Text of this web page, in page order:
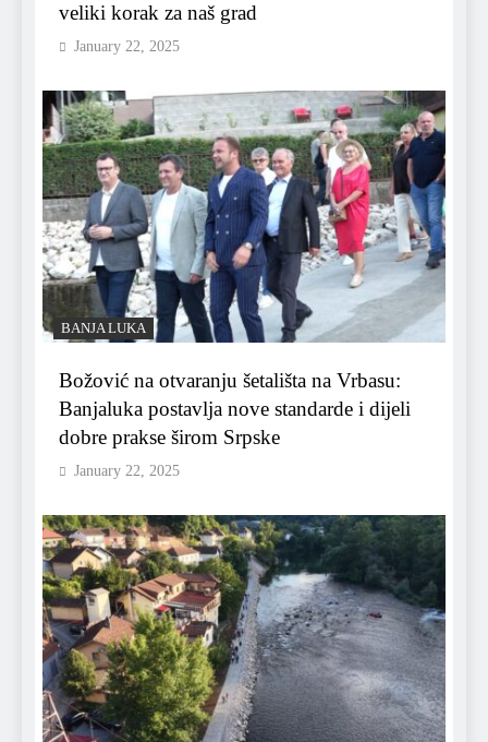
veliki korak za naš grad
January 22, 2025
BANJA LUKA
Božović na otvaranju šetališta na Vrbasu:
Banjaluka postavlja nove standarde i dijeli
dobre prakse širom Srpske
January 22, 2025